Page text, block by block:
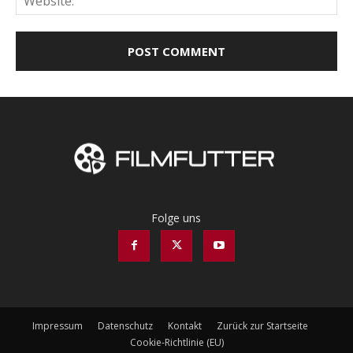
Folge uns
Impressum Datenschutz Kontakt
Zurück zur Startseite
Cookie-Richtlinie (EU)